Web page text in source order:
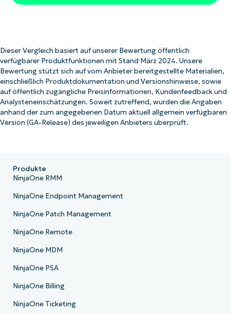
Dieser Vergleich basiert auf unserer Bewertung öffentlich
verfügbarer Produktfunktionen mit Stand März 2024. Unsere
Bewertung stützt sich auf vom Anbieter bereitgestellte Materialien,
einschließlich Produktdokumentation und Versionshinweise, sowie
auf öffentlich zugängliche Preisinformationen, Kundenfeedback und
Analysteneinschätzungen. Soweit zutreffend, wurden die Angaben
anhand der zum angegebenen Datum aktuell allgemein verfügbaren
Version (GA-Release) des jeweiligen Anbieters überprüft.
Produkte
NinjaOne RMM
NinjaOne Endpoint Management
NinjaOne Patch Management
NinjaOne Remote
NinjaOne MDM
NinjaOne PSA
NinjaOne Billing
NinjaOne Ticketing